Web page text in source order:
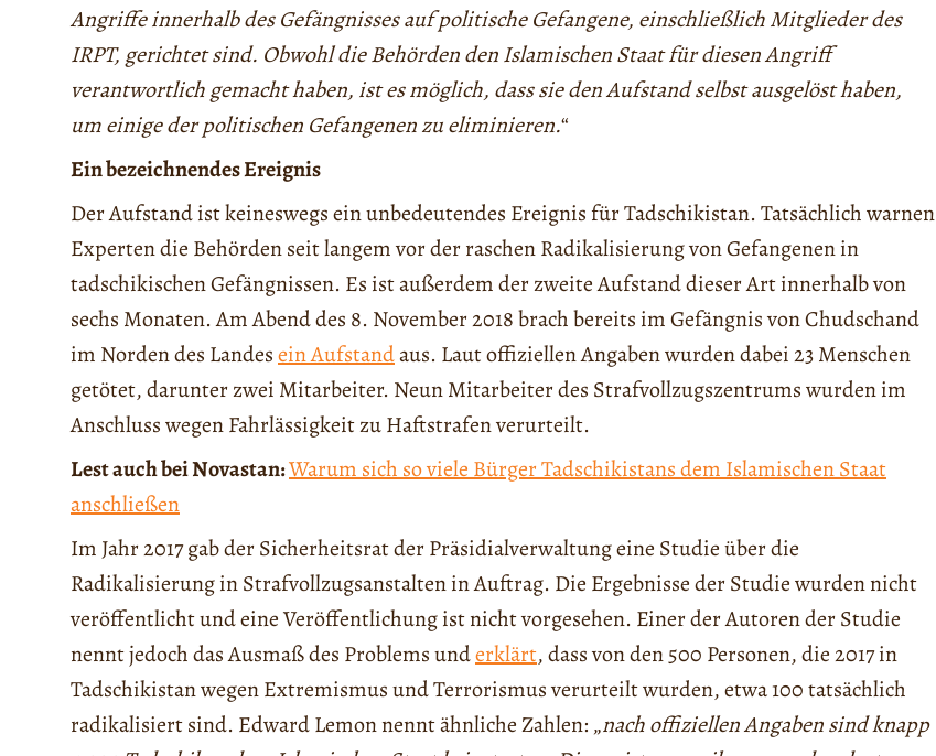
Angriffe innerhalb des Gefängnisses auf politische Gefangene, einschließlich Mitglieder des
IRPT, gerichtet sind. Obwohl die Behörden den Islamischen Staat für diesen Angriff
verantwortlich gemacht haben, ist es möglich, dass sie den Aufstand selbst ausgelöst haben,
um einige der politischen Gefangenen zu eliminieren.“
Ein bezeichnendes Ereignis
Der Aufstand ist keineswegs ein unbedeutendes Ereignis für Tadschikistan. Tatsächlich warnen
Experten die Behörden seit langem vor der raschen Radikalisierung von Gefangenen in
tadschikischen Gefängnissen. Es ist außerdem der zweite Aufstand dieser Art innerhalb von
sechs Monaten. Am Abend des 8. November 2018 brach bereits im Gefängnis von Chudschand
im Norden des Landesein Aufstandaus. Laut offiziellen Angaben wurden dabei 23 Menschen
getötet, darunter zwei Mitarbeiter. Neun Mitarbeiter des Strafvollzugszentrums wurden im
Anschluss wegen Fahrlässigkeit zu Haftstrafen verurteilt.
Lest auch bei Novastan:Warum sich so viele Bürger Tadschikistans dem Islamischen Staat
anschließen
Im Jahr 2017 gab der Sicherheitsrat der Präsidialverwaltung eine Studie über die
Radikalisierung in Strafvollzugsanstalten in Auftrag. Die Ergebnisse der Studie wurden nicht
veröffentlicht und eine Veröffentlichung ist nicht vorgesehen. Einer der Autoren der Studie
nennt jedoch das Ausmaß des Problems underklärt, dass von den 500 Personen, die 2017 in
Tadschikistan wegen Extremismus und Terrorismus verurteilt wurden, etwa 100 tatsächlich
radikalisiert sind. Edward Lemon nennt ähnliche Zahlen: „nach offiziellen Angaben sind knapp